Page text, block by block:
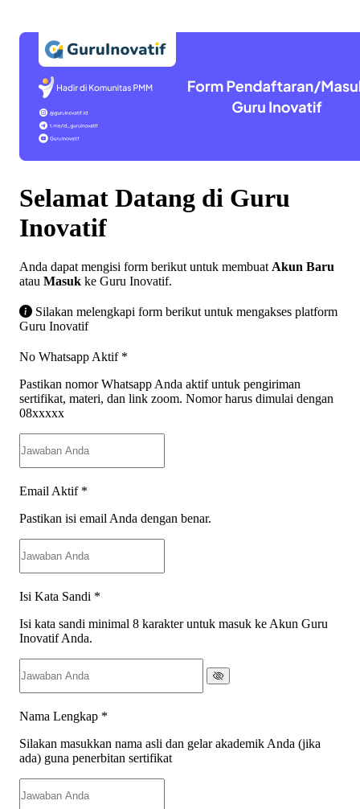
Selamat Datang di Guru
Inovatif
Anda dapat mengisi form berikut untuk membuatAkun Baru
atau Masuk ke Guru Inovatif.
Silakan melengkapi form berikut untuk mengakses platform
Guru Inovatif
No Whatsapp Aktif *
Pastikan nomor Whatsapp Anda aktif untuk pengiriman
sertifikat, materi, dan link zoom. Nomor harus dimulai dengan
08xxxxx
Email Aktif *
Pastikan isi email Anda dengan benar.
Isi Kata Sandi *
Isi kata sandi minimal 8 karakter untuk masuk ke Akun Guru
Inovatif Anda.
Nama Lengkap *
Silakan masukkan nama asli dan gelar akademik Anda (jika
ada) guna penerbitan sertifikat